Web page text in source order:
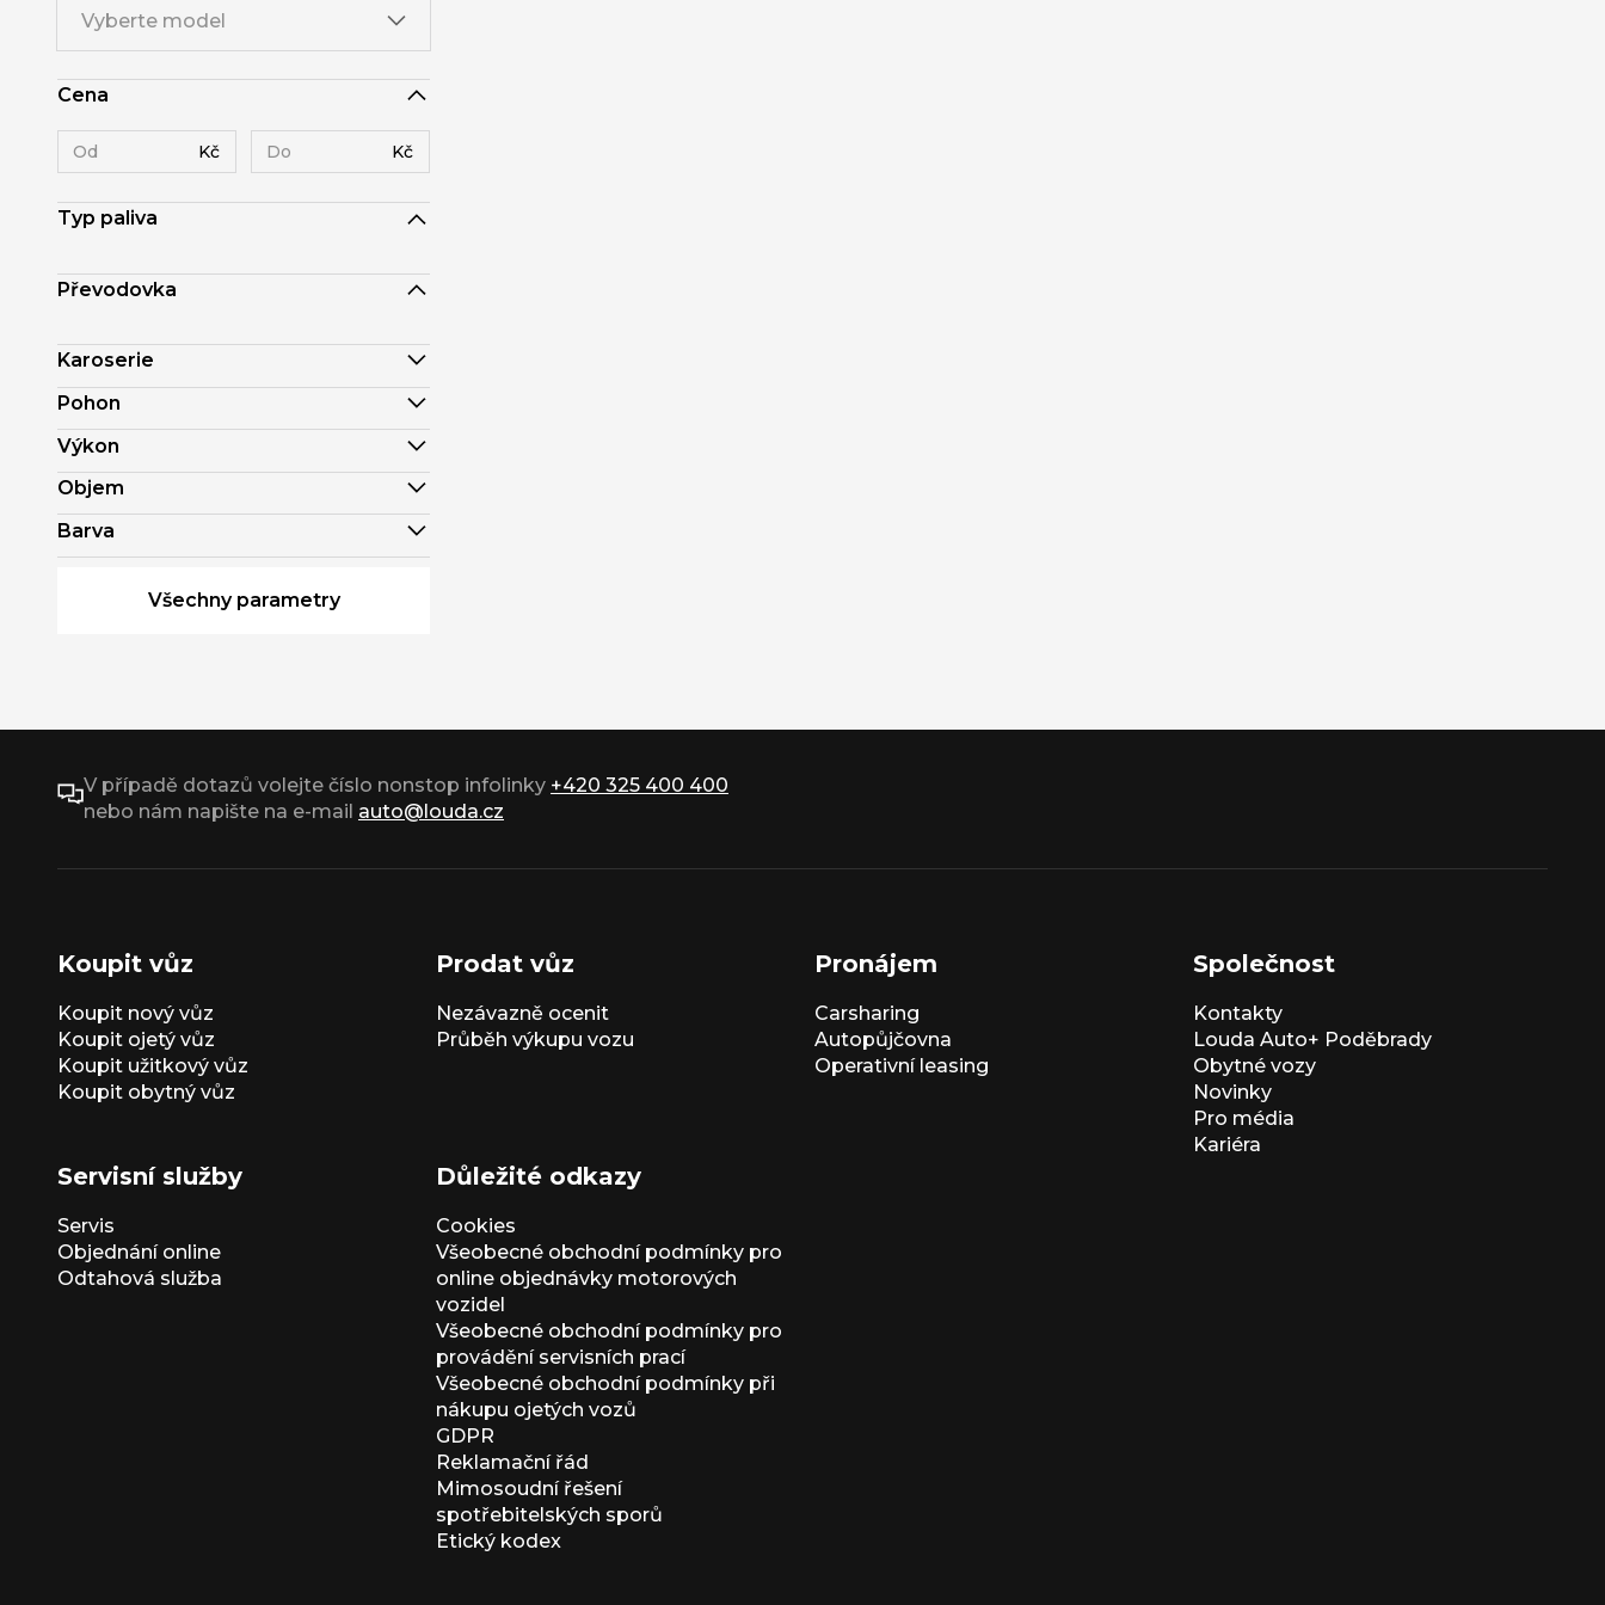
Vyberte model
Cena
Kč Kč
Typ paliva
Převodovka
Karoserie
Pohon
Výkon
Objem
Barva
Všechny parametry
V případě dotazů volejte číslo nonstop infolinky +420 325 400 400
nebo nám napište na e-mail auto@louda.cz
Koupit vůz
Koupit nový vůz
Koupit ojetý vůz
Koupit užitkový vůz
Koupit obytný vůz
Prodat vůz
Nezávazně ocenit
Průběh výkupu vozu
Pronájem
Carsharing
Autopůjčovna
Operativní leasing
Společnost
Kontakty
Louda Auto+ Poděbrady
Obytné vozy
Novinky
Pro média
Kariéra
Servisní služby
Servis
Objednání online
Odtahová služba
Důležité odkazy
Cookies
Všeobecné obchodní podmínky pro
online objednávky motorových
vozidel
Všeobecné obchodní podmínky pro
provádění servisních prací
Všeobecné obchodní podmínky při
nákupu ojetých vozů
GDPR
Reklamační řád
Mimosoudní řešení
spotřebitelských sporů
Etický kodex